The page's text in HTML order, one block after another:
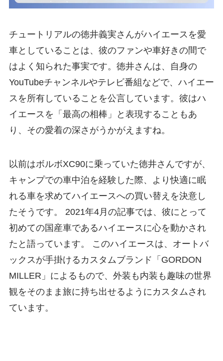
チュートリアルの徳井義実さんがハイエースを愛
車としていることは、彼のファンや車好きの間で
はよく知られた事実です。徳井さんは、自身の
YouTubeチャンネルやテレビ番組などで、ハイエー
スを所有していることを公言しています。彼はハ
イエースを「最高の相棒」と表現することもあ
り、その愛着の深さがうかがえますね。
以前はボルボXC90に乗っていた徳井さんですが、
キャンプでの車中泊を経験した際、より快適に眠
れる車を求めてハイエースへの買い替えを決意し
たそうです。 2021年4月の記事では、彼にとって
初めての国産車であるハイエースに心を動かされ
たと語っています。 このハイエースは、オートバ
ックスが手掛けるカスタムブランド「GORDON
MILLER」によるもので、外装も内装も趣味の世界
観をそのまま旅に持ち出せるようにカスタムされ
ています。